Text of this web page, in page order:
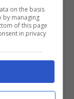
PC, ora
5 e Xbox
prezzo di
presenti
Porsche
on the basis
by managing
of this page
in privacy